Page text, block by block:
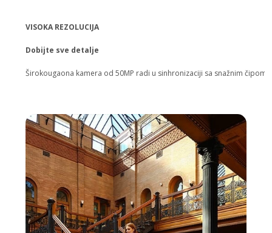
VISOKA REZOLUCIJA
Dobijte sve detalje
Širokougaona kamera od 50MP radi u sinhronizaciji sa snažnim